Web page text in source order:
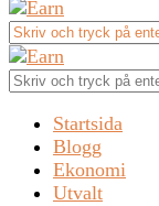
Startsida
Blogg
Ekonomi
Utvalt